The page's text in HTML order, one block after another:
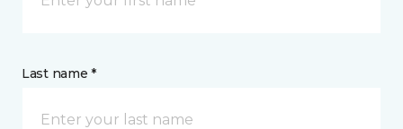
Last name *